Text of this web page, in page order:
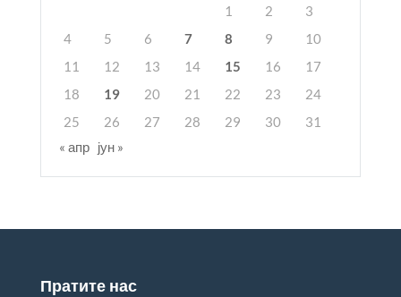
1
2
3
4
5 6 7 8 9
10
11
12 13 14 15 16
17
18
19 20 21 22 23
24
25
26 27 28 29 30
31
« апр јун »
Пратите нас